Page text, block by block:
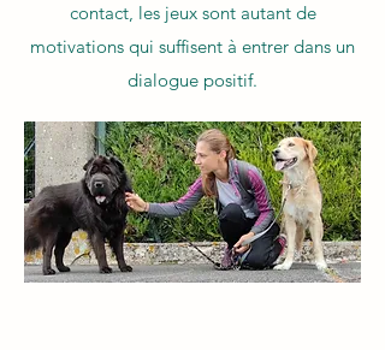
contact, les jeux sont autant de
motivations qui suffisent à entrer dans un
dialogue positif.